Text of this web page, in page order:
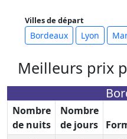
Villes de départ
Bordeaux Lyon
Meilleurs prix
Nombre
de nuits
Nombre
de jours